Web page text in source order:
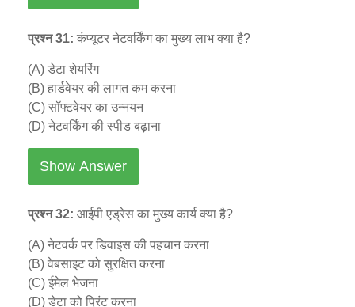
प्रश्न 31: कंप्यूटर नेटवर्किंग का मुख्य लाभ क्या है?
(A) डेटा शेयरिंग
(B) हार्डवेयर की लागत कम करना
(C) सॉफ्टवेयर का उन्नयन
(D) नेटवर्किंग की स्पीड बढ़ाना
Show Answer
प्रश्न 32: आईपी एड्रेस का मुख्य कार्य क्या है?
(A) नेटवर्क पर डिवाइस की पहचान करना
(B) वेबसाइट को सुरक्षित करना
(C) ईमेल भेजना
(D) डेटा को प्रिंट करना